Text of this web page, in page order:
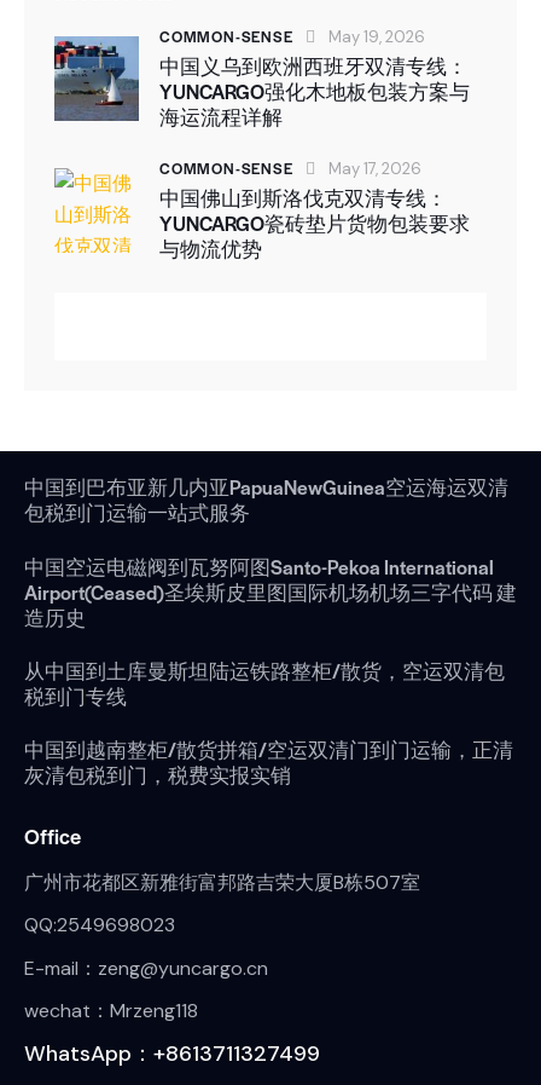
COMMON-SENSE May 19, 2026
中国义乌到欧洲西班牙双清专线：
YUNCARGO强化木地板包装方案与
海运流程详解
COMMON-SENSE May 17, 2026
中国佛山到斯洛伐克双清专线：
YUNCARGO瓷砖垫片货物包装要求
与物流优势
中国到巴布亚新几内亚PapuaNewGuinea空运海运双清
包税到门运输一站式服务
中国空运电磁阀到瓦努阿图Santo-Pekoa International
Airport(Ceased)圣埃斯皮里图国际机场机场三字代码 建
造历史
从中国到土库曼斯坦陆运铁路整柜/散货，空运双清包
税到门专线
中国到越南整柜/散货拼箱/空运双清门到门运输，正清
灰清包税到门，税费实报实销
Office
广州市花都区新雅街富邦路吉荣大厦B栋507室
QQ:2549698023
E-mail：zeng@yuncargo.cn
wechat：Mrzeng118
WhatsApp：+8613711327499